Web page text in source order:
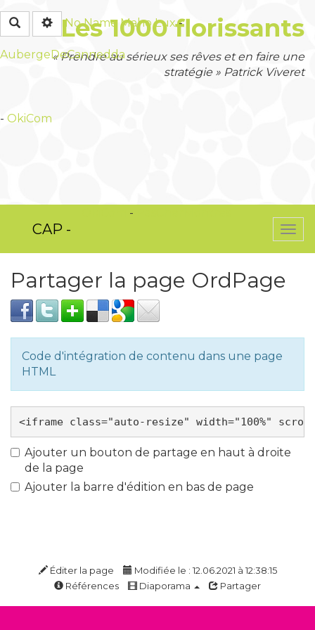
RechercherNo Name Maho Lux-
AubergeDeCannedda
Les 1000 florissants
« Prendre au sérieux ses rêves et en faire une
stratégie » Patrick Viveret
- OkiCom
CAP -
-
Partager la page OrdPage
Code d'intégration de contenu dans une page
HTML
Ajouter un bouton de partage en haut à droite
de la page
Ajouter la barre d'édition en bas de page
Éditer la page
Modifiée le : 12.06.2021 à 12:38:15
Références
Diaporama Partager